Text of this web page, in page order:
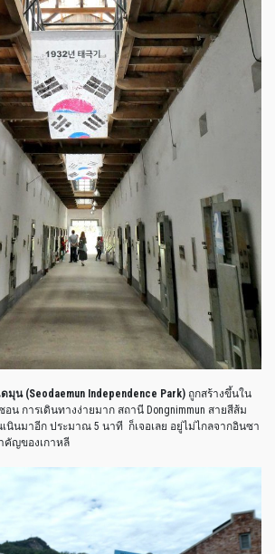
น (Seodaemun Independence Park) ถูกสร้างขึ้นใน
น การเดินทางง่ายมาก สถานี Dongnimmun สายสีส้ม
นินมาอีก ประมาณ 5 นาที ก็เจอเลย อยู่ไม่ไกลจากอินซา
คัญของเกาหลี